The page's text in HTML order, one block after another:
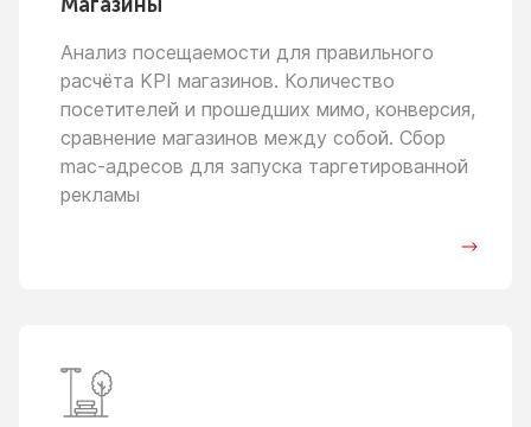
Анализ посещаемости для правильного
расчёта KPI магазинов. Количество
посетителей и прошедших мимо, конверсия,
сравнение магазинов между собой. Сбор
mac-адресов для запуска таргетированной
рекламы